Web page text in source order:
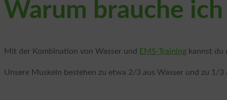
Warum brauche
Mit der Kombination von Wasser und EMS-Training kannst du
Unsere Muskeln bestehen zu etwa 2/3 aus Wasser und zu 1/